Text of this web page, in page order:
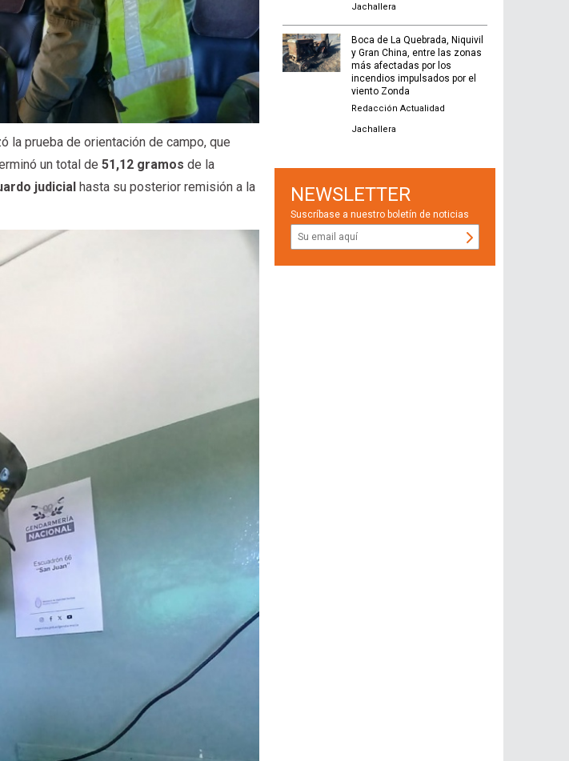
la prueba de orientación de campo, que
un total de51,12 gramos de la
judicial hasta su posterior remisión a la
Jachallera
Boca de La Quebrada, Niquivil
y Gran China, entre las zonas
más afectadas por los
incendios impulsados por el
viento Zonda
Redacción Actualidad
Jachallera
NEWSLETTER
Suscríbase a nuestro boletín de noticias